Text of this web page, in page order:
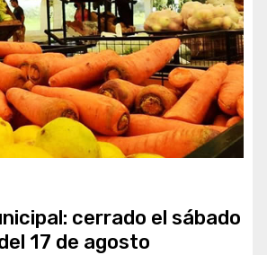
cerrado el sábado
17 de agosto